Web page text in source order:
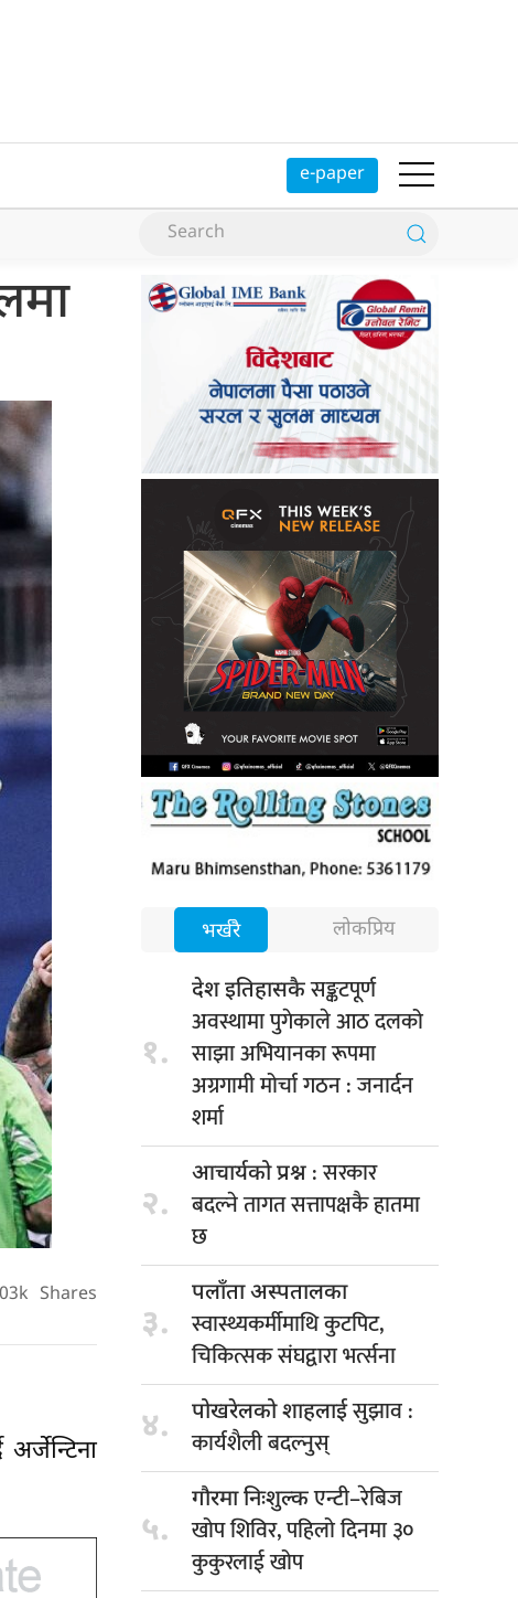
e-paper
Shares
भर्खरै लोकप्रिय
१.
देश इतिहासकैसङ्कटपूर्ण
अवस्थामा पुगेकाले आठ दलको
साझा अभियानका रूपमा
अग्रगामी मोर्चा गठन : जनार्दन
शर्मा
२.
आचार्यको प्रश्न : सरकार
बदल्ने तागत सत्तापक्षकै हातमा
छ
३.
पलाँता अस्पतालका
स्वास्थ्यकर्मीमाथि कुटपिट,
चिकित्सक संघद्वारा भर्त्सना
४. पोखरेलको शाहलाईसुझाव :
कार्यशैली बदल्नुस्
५.
गौरमा निःशुल्कएन्टी–रेबिज
खोप शिविर, पहिलो दिनमा ३०
कुकुरलाई खोप